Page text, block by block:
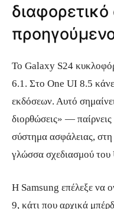
Το Galaxy S24
6.1. Στο One UI 8.5
εκδόσεων. Αυτό
διορθώσεις» — παίρνεις
σύστημα ασφάλειας, στη
γλώσσα σχεδιασμού του
Η Samsung επέλεξε να
9, κάτι που αρχικά